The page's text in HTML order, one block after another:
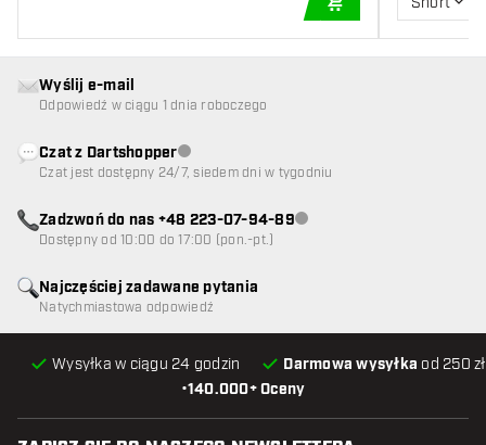
DODAJ DO
•140.000+ Oceny
Wysyłka w ciągu 24 godzin Darmowa wysyłka od 250
Najczęściej zadawane pytania
Natychmiastowa odpowiedź
Wyślij e-mail
Odpowiedź w ciągu 1 dnia roboczego
Czat z DartshopperObsługa klienta niedostępna
Czat jest dostępny 24/7, siedem dni w tygodniu
Zadzwoń do nas +48 223-07-94-89Obsługa klienta niedostępna
Dostępny od 10:00 do 17:00 (pon.-pt.)